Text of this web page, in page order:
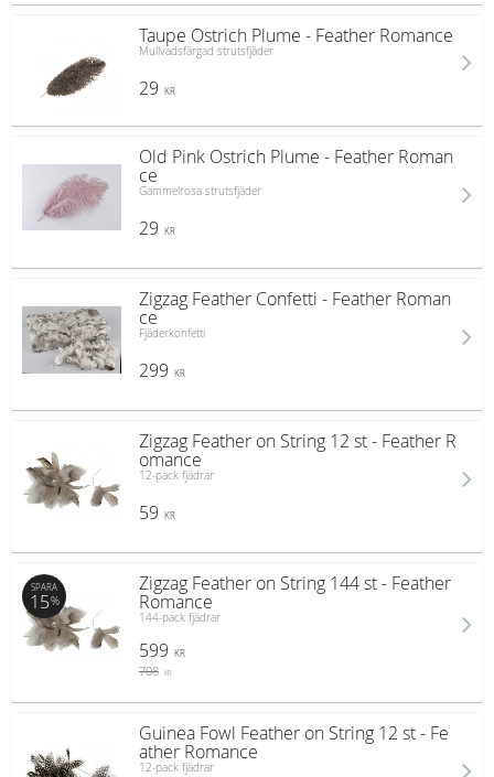
Taupe Ostrich Plume - Feather Romance
Mullvadsfärgad strutsfjäder
29 KR
Old Pink Ostrich Plume - Feather Roman
ce
Gammelrosa strutsfjäder
29 KR
Zigzag Feather Confetti - Feather Roman
ce
Fjäderkonfetti
299 KR
Zigzag Feather on String 12 st - Feather R
omance
12-pack fjädrar
59 KR
Zigzag Feather on String 144 st - Feather
Romance
144-pack fjädrar
599 KR
708 KR
SPARA
15%
Guinea Fowl Feather on String 12 st - Fe
ather Romance
12-pack fjädrar